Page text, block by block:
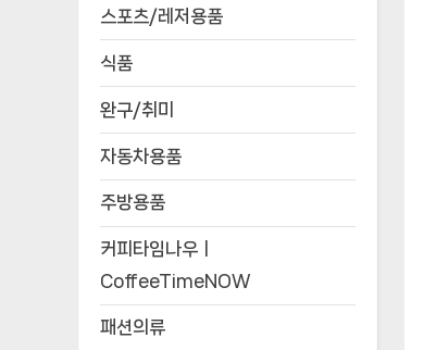
스포츠/레저용품
식품
완구/취미
자동차용품
주방용품
커피타임나우ㅣ
CoffeeTimeNOW
패션의류